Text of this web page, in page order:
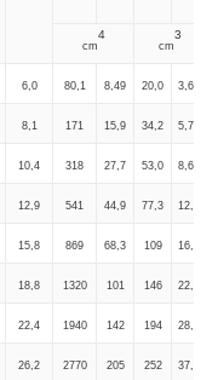
cm
4
cm
3
6,0 80,1 8,49 20,0 3,69
8,1 171 15,9 34,2 5,79
10,4 318 27,7 53,0 8,65
12,9 541 44,9 77,3 12,3
15,8 869 68,3 109 16,7
18,8 1320 101 146 22,2
22,4 1940 142 194 28,5
26,2 2770 205 252 37,3